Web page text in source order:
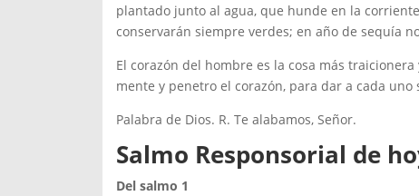
plantado junto al agua, que hunde en la
conservarán siempre verdes; en año de sequía
El corazón del hombre es la cosa más
mente y penetro el corazón, para dar a cada
Palabra de Dios. R. Te alabamos, Señor.
Salmo Responsorial de
Del salmo 1